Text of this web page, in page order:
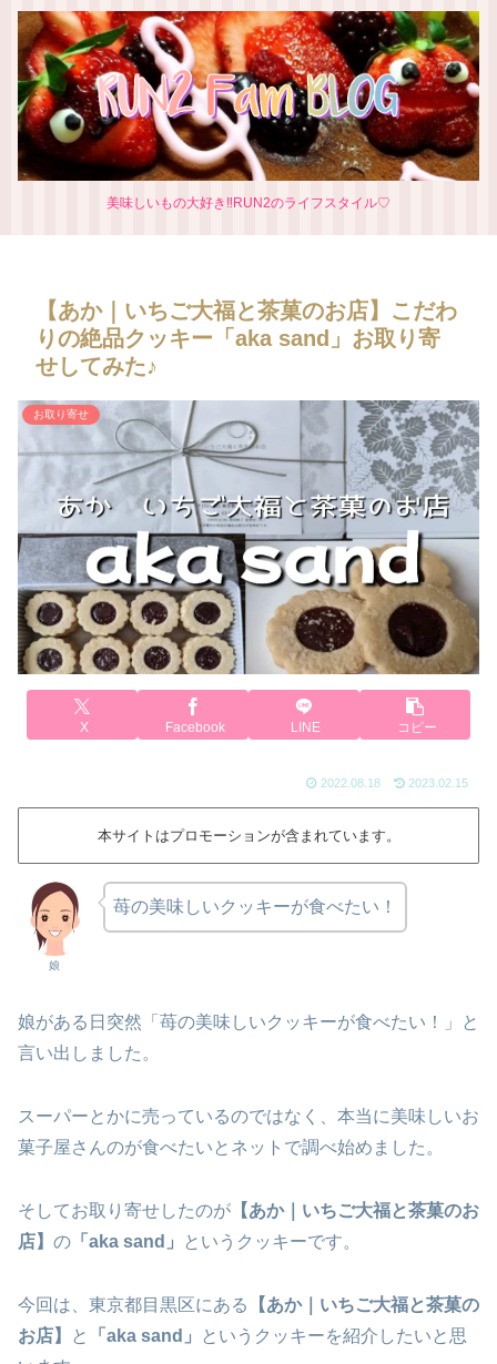
美味しいもの大好き‼RUN2のライフスタイル♡
【あか｜いちご大福と茶菓のお店】こだわ
りの絶品クッキー「aka sand」お取り寄
せしてみた♪
お取り寄せ
X Facebook LINE コピー
2022.08.18 2023.02.15
本サイトはプロモーションが含まれています。
娘
苺の美味しいクッキーが食べたい！
娘がある日突然「苺の美味しいクッキーが食べたい！」と
言い出しました。
スーパーとかに売っているのではなく、本当に美味しいお
菓子屋さんのが食べたいとネットで調べ始めました。
そしてお取り寄せしたのが 【あか｜いちご大福と茶菓のお
店】 の 「aka sand」 というクッキーです。
今回は、東京都目黒区にある
【あか｜いちご大福と茶菓の
お店】
と 「aka sand」
というクッキーを紹介したいと思